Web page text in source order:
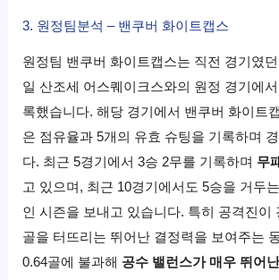
3. 원정팀분석 – 밴쿠버 화이트캡스
원정팀 밴쿠버 화이트캡스는 직전 경기였
일 산조세 어스퀘이크스와의 원정 경기에서
록했습니다. 해당 경기에서 밴쿠버 화이트
은 점유율과 5개의 유효 슈팅을 기록하며
다. 최근 5경기에서 3승 2무를 기록하며 무
고 있으며, 최근 10경기에서도 5승을 거두
인 시즌을 보내고 있습니다. 특히 공격진이
골을 터뜨리는 뛰어난 결정력을 보여주는
0.64골에 불과해 공수 밸런스가 매우 뛰어